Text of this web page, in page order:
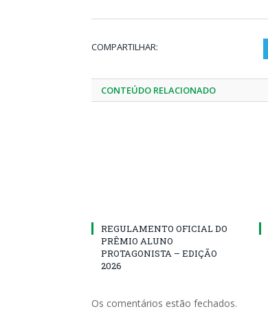
COMPARTILHAR:
CONTEÚDO RELACIONADO
REGULAMENTO OFICIAL DO
PRÊMIO ALUNO
PROTAGONISTA – EDIÇÃO
2026
Os comentários estão fechados.